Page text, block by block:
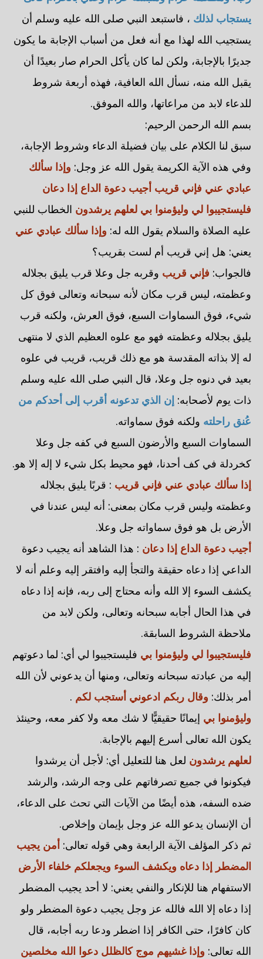
يستجاب لذلك ، فاستبعد النبي صلى الله عليه وسلم أن
يستجيب الله لهذا مع أنه فعل من أسباب الإجابة ما يكون
جديرًا بالإجابة، ولكن لما كان يأكل الحرام صار بعيدًا أن
يقبل الله منه، نسأل الله العافية، فهذه أربعة شروط
للدعاء لابد من مراعاتها، والله الموفق.
بسم الله الرحمن الرحيم:
سبق لنا الكلام على بيان فضيلة الدعاء وشروط الإجابة،
وفي هذه الآية الكريمة يقول الله عز وجل: وإذا سألك
عبادي عني فإني قريب أجيب دعوة الداع إذا دعان
فليستجيبوا لي وليؤمنوا بي لعلهم يرشدون الخطاب للنبي
عليه الصلاة والسلام يقول الله له: وإذا سألك عبادي عني
يعني: هل إني قريب أم لست بقريب؟
فالجواب: فإني قريب وقربه جل وعلا قرب يليق بجلاله
وعظمته، ليس قرب مكان لأنه سبحانه وتعالى فوق كل
شيء، فوق السماوات السبع، فوق العرش، ولكنه قرب
يليق بجلاله وعظمته فهو مع علوه العظيم الذي لا منتهى
له إلا بذاته المقدسة هو مع ذلك قريب، قريب في علوه
بعيد في دنوه جل وعلا، قال النبي صلى الله عليه وسلم
ذات يوم لأصحابه: إن الذي تدعونه أقرب إلى أحدكم من
عُنق راحلته ولكنه فوق سماواته.
السماوات السبع والأرضون السبع في كفه جل وعلا
كخردلة في كف أحدنا، فهو محيط بكل شيء لا إله إلا هو.
إذا سألك عبادي عني فإني قريب : قربًا يليق بجلاله
وعظمته وليس قرب مكان بمعنى: أنه ليس عندنا في
الأرض بل هو فوق سماواته جل وعلا.
أجيب دعوة الداع إذا دعان : هذا الشاهد أنه يجيب دعوة
الداعي إذا دعاه حقيقة والتجأ إليه وافتقر إليه وعلم أنه لا
يكشف السوء إلا الله وأنه محتاج إلى ربه، فإنه إذا دعاه
في هذا الحال أجابه سبحانه وتعالى، ولكن لابد من
ملاحظة الشروط السابقة.
فليستجيبوا لي وليؤمنوا بي فليستجيبوا لي أي: لما دعوتهم
إليه من عبادته سبحانه وتعالى، ومنها أن يدعوني لأن الله
أمر بذلك: وقال ربكم ادعوني أستجب لكم .
وليؤمنوا بي إيمانًا حقيقيًّا لا شك معه ولا كفر معه، وحينئذ
يكون الله تعالى أسرع إليهم بالإجابة.
لعلهم يرشدون لعل هنا للتعليل أي: لأجل أن يرشدوا
فيكونوا في جميع تصرفاتهم على وجه الرشد، والرشد
ضده السفه، هذه أيضًا من الآيات التي تحث على الدعاء،
أن الإنسان يدعو الله عز وجل بإيمان وإخلاص.
ثم ذكر المؤلف الآية الرابعة وهي قوله تعالى: أمن يجيب
المضطر إذا دعاه ويكشف السوء ويجعلكم خلفاء الأرض
الاستفهام هنا للإنكار والنفي يعني: لا أحد يجيب المضطر
إذا دعاه إلا الله فالله عز وجل يجيب دعوة المضطر ولو
كان كافرًا، حتى الكافر إذا اضطر ودعا ربه أجابه، قال
الله تعالى: وإذا غشيهم موج كالظلل دعوا الله مخلصين